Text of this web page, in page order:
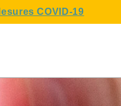
COVID-19